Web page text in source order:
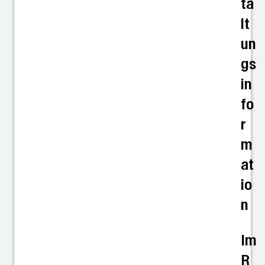
ta
lt
un
gs
in
fo
r
m
at
io
n
Im
R